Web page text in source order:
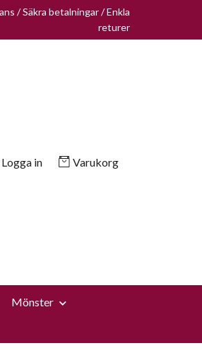
/ Säkra betalningar / Enkla
returer
Logga in Varukorg
Mönster